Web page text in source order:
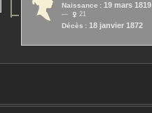
Naissance : 19 mars 1819
21
Décès : 18 janvier 1872